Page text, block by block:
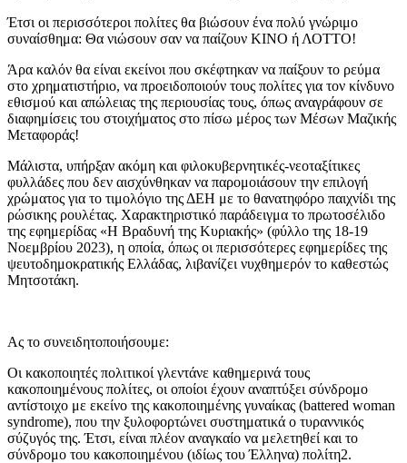
Έτσι οι περισσότεροι πολίτες θα βιώσουν ένα πολύ γνώριμο
συναίσθημα: Θα νιώσουν σαν να παίζουν ΚΙΝΟ ή ΛΟΤΤΟ!
Άρα καλόν θα είναι εκείνοι που σκέφτηκαν να παίξουν το ρεύμα
στο χρηματιστήριο, να προειδοποιούν τους πολίτες για τον κίνδυνο
εθισμού και απώλειας της περιουσίας τους, όπως αναγράφουν σε
διαφημίσεις του στοιχήματος στο πίσω μέρος των Μέσων Μαζικής
Μεταφοράς!
Μάλιστα, υπήρξαν ακόμη και φιλοκυβερνητικές-νεοταξίτικες
φυλλάδες που δεν αισχύνθηκαν να παρομοιάσουν την επιλογή
χρώματος για το τιμολόγιο της ΔΕΗ με το θανατηφόρο παιχνίδι της
ρώσικης ρουλέτας. Χαρακτηριστικό παράδειγμα το πρωτοσέλιδο
της εφημερίδας «Η Βραδυνή της Κυριακής» (φύλλο της 18-19
Νοεμβρίου 2023), η οποία, όπως οι περισσότερες εφημερίδες της
ψευτοδημοκρατικής Ελλάδας, λιβανίζει νυχθημερόν το καθεστώς
Μητσοτάκη.
Ας το συνειδητοποιήσουμε:
Οι κακοποιητές πολιτικοί γλεντάνε καθημερινά τους
κακοποιημένους πολίτες, οι οποίοι έχουν αναπτύξει σύνδρομο
αντίστοιχο με εκείνο της κακοποιημένης γυναίκας (battered woman
syndrome), που την ξυλοφορτώνει συστηματικά ο τυραννικός
σύζυγός της. Έτσι, είναι πλέον αναγκαίο να μελετηθεί και το
σύνδρομο του κακοποιημένου (ιδίως του Έλληνα) πολίτη2.